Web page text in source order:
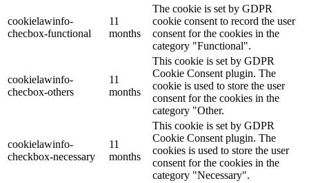
cookielawinfo-
checbox-functional
11
months
The cookie is set by GDPR
cookie consent to record the user
consent for the cookies in the
category "Functional".
cookielawinfo-
checbox-others
11
months
This cookie is set by GDPR
Cookie Consent plugin. The
cookie is used to store the user
consent for the cookies in the
category "Other.
cookielawinfo-
checkbox-necessary
11
months
This cookie is set by GDPR
Cookie Consent plugin. The
cookies is used to store the user
consent for the cookies in the
category "Necessary".